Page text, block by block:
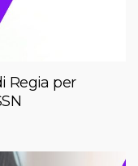
Regia per